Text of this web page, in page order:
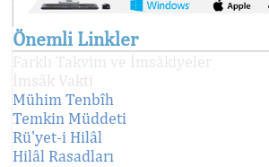
Önemli Linkler
Farklı Takvim ve İmsâkiyeler
İmsâk Vakti
Mühim Tenbîh
Temkin Müddeti
Rü'yet-i Hilâl
Hilâl Rasadları